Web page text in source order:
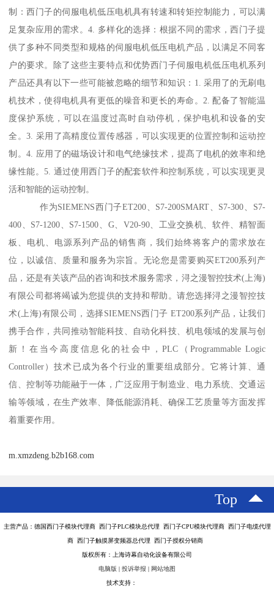
制：西门子的伺服电机低压电机具有转速和转矩控制能力，可以满
足复杂应用的需求。4. 多样化的选择：根据不同的需求，西门子提
供了多种不同类型和规格的伺服电机低压电机产品，以满足不同客
户的要求。除了这些主要特点和优势西门子伺服电机低压电机系列
产品还具有以下一些可能被忽略的细节和知识：1. 采用了的无刷电
机技术，使得电机具有更低的噪音和更长的寿命。2. 配备了智能温
度保护系统，可以在温度过高时自动停机，保护电机和设备的安
全。3. 采用了高精度位置传感器，可以实现更的位置控制和运动控
制。4. 应用了的磁场设计和电气绝缘技术，提髙了电机的效率和绝
缘性能。5. 通过使用西门子的配套软件和控制系统，可以实现更灵
活和智能的运动控制。
作为SIEMENS西门子ET200、S7-200SMART、S7-300、S7-
400、S7-1200、S7-1500、G、V20-90、工业交换机、软件、精智面
板、电机、电源系列产品的销售商，我们始终将客户的需求放在
位，以诚信、质量和服务为宗旨。无论您是需要购买ET200系列产
品，还是有关该产品的咨询和技术服务需求，浔之漫智控技术(上海)
有限公司都将竭诚为您提供的支持和帮助。请您选择浔之漫智控技
术(上海)有限公司，选择SIEMENS西门子 ET200系列产品，让我们
携手合作，共同推动智能科技、自动化科技、机电领域的发展与创
新！在当今高度信息化的社会中，PLC（Programmable Logic
Controller）技术已成为各个行业的重要组成部分。它将计算、通
信、控制等功能融于一体，广泛应用于制造业、电力系统、交通运
输等领域，在生产效率、降低能源消耗、确保工艺质量等方面发挥
着重要作用。
m.xmzdeng.b2b168.com
Top
主营产品：德国西门子模块代理商 西门子PLC模块总代理 西门子CPU模块代理商 西门子电缆代理
商 西门子触摸屏变频器总代理 西门子授权分销商
版权所有：上海诗幕自动化设备有限公司
电脑版 | 投诉举报 | 网站地图
技术支持：